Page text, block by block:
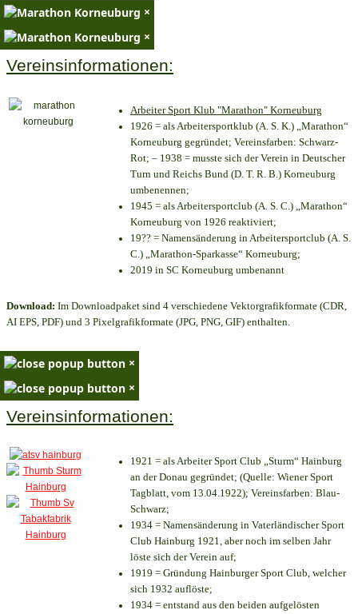
×
×
Vereinsinformationen:
Arbeiter Sport Klub "Marathon" Korneuburg
1926 = als Arbeitersportklub (A. S. K.) „Marathon“
Korneuburg gegründet; Vereinsfarben: Schwarz-
Rot; – 1938 = musste sich der Verein in Deutscher
Turn und Reichs Bund (D. T. R. B.) Korneuburg
umbenennen;
1945 = als Arbeitersportclub (A. S. C.) „Marathon“
Korneuburg von 1926 reaktiviert;
19?? = Namensänderung in Arbeitersportclub (A. S.
C.) „Marathon-Sparkasse“ Korneuburg;
2019 in SC Korneuburg umbenannt
Download: Im Downloadpaket sind 4 verschiedene Vektorgrafikformate (CDR,
AI EPS, PDF) und 3 Pixelgrafikformate (JPG, PNG, GIF) enthalten.
×
×
Vereinsinformationen:
1921 = als Arbeiter Sport Club „Sturm“ Hainburg
an der Donau gegründet; (Quelle: Wiener Sport
Tagblatt, vom 13.04.1922); Vereinsfarben: Blau-
Schwarz;
1934 = Namensänderung in Vaterländischer Sport
Club Hainburg 1921, aber noch im selben Jahr
löste sich der Verein auf;
1919 = Gründung Hainburger Sport Club, welcher
sich 1932 auflöste;
1934 = entstand aus den beiden aufgelösten